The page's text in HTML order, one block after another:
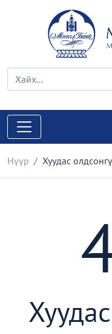
Нүүр Хуудас